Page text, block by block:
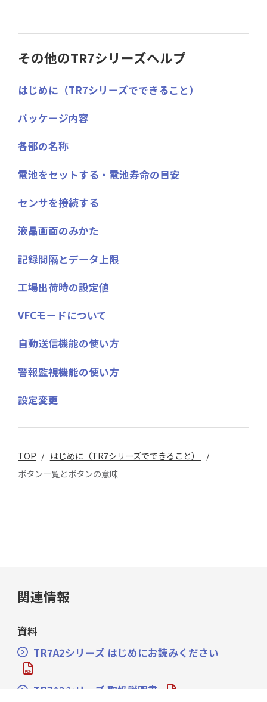
その他のTR7シリーズヘルプ
はじめに（TR7シリーズでできること）
パッケージ内容
各部の名称
電池をセットする・電池寿命の目安
センサを接続する
液晶画面のみかた
記録間隔とデータ上限
工場出荷時の設定値
VFCモードについて
自動送信機能の使い方
警報監視機能の使い方
設定変更
TOP / はじめに（TR7シリーズでできること）
/
ボタン一覧とボタンの意味
関連情報
資料
TR7A2シリーズ はじめにお読みください
TR7A2シリーズ 取扱説明書